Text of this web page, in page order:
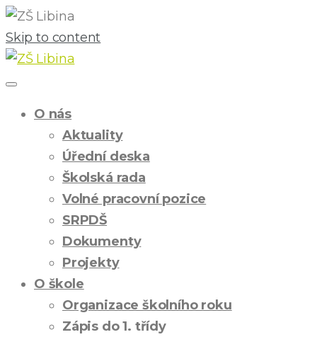
Skip to content
O nás
Aktuality
Úřední deska
Školská rada
Volné pracovní pozice
SRPDŠ
Dokumenty
Projekty
O škole
Organizace školního roku
Zápis do 1. třídy